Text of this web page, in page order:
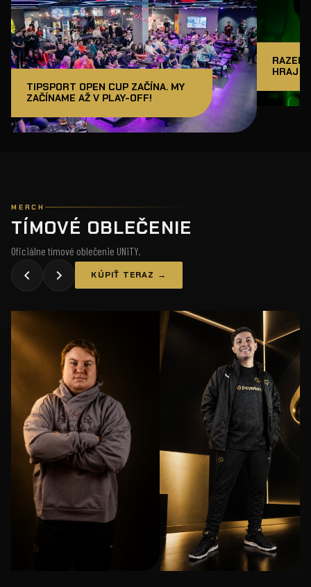
TIPSPORT OPEN CUP ZAČÍNA. MY
ZAČÍNAME AŽ V PLAY-OFF!
RAZER
HRAJ
MERCH
TÍMOVÉ OBLEČENIE
Oficiálne tímové oblečenie UNiTY.
KÚPIŤ TERAZ →